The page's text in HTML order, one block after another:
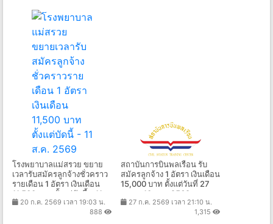
โรงพยาบาลแม่สรวย ขยาย
เวลารับสมัครลูกจ้างชั่วคราว
รายเดือน 1 อัตรา เงินเดือน
11,500 บาท ตั้งแต่บัดนี้ - 11
ส.ค. 2569
20 ก.ค. 2569 เวลา 19:03 น.
888
สถาบันการบินพลเรือน รับ
สมัครลูกจ้าง 1 อัตรา เงินเดือน
15,000 บาท ตั้งแต่วันที่ 27
ก.ค. - 10 ส.ค. 2569
27 ก.ค. 2569 เวลา 21:10 น.
1,315